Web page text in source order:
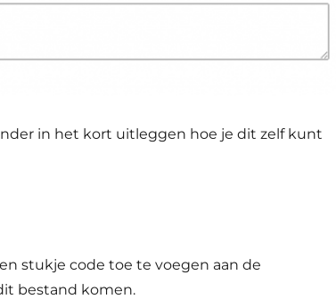
in het kort uitleggen hoe je dit zelf kunt
stukje code toe te voegen aan de
bestand komen.